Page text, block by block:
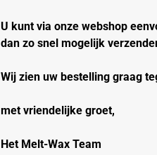
U kunt via onze webshop
dan zo snel mogelijk
Wij zien uw bestelling graag
met vriendelijke groet,
Het Melt-Wax Team